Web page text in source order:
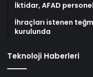
İktidar, AFAD
İhraçları istenen
kurulunda
Teknoloji Haberleri